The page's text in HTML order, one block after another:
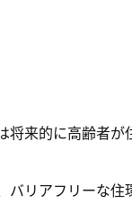
将来的に高齢者
リアフリーな住